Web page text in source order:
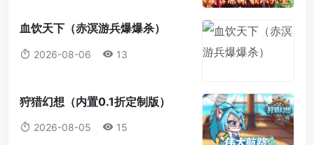
血饮天下（赤溟游兵爆爆杀）
2026-08-06 13
狩猎幻想（内置0.1折定制版）
2026-08-05 15